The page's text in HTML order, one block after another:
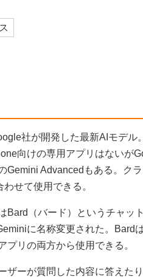
社が開発した最新AIモデ
向けの専用アプリはないが
Gemini Advancedもある。ク
せて使用できる。
Bard（バード）というチャッ
に名称変更された。Bard
プリの両方から使用できる。
ザーが質問した内容に答えた